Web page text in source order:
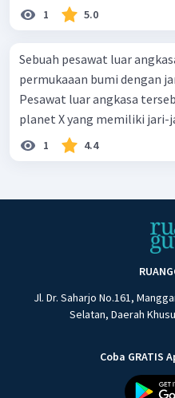
1 5.0
Sebuah pesawat luar
permukaaan bumi dengan
Pesawat luar angkasa
planet X yang memiliki jari-
1 4.4
Jl. Dr. Saharjo No.161,
Selatan, Daerah
Coba GRATIS